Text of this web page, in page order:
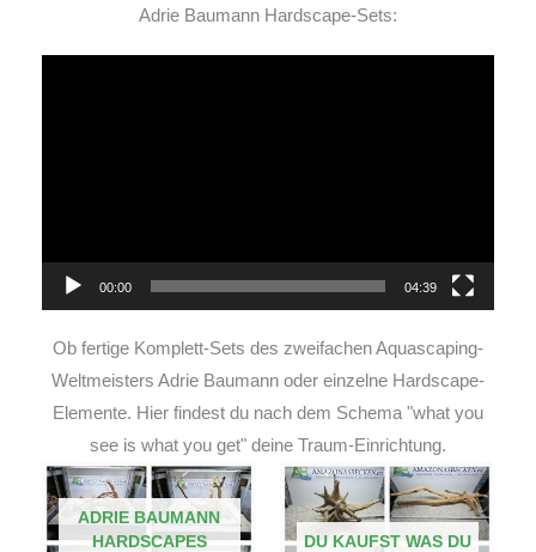
Adrie Baumann Hardscape-Sets:
00:00 04:39
Ob fertige Komplett-Sets des zweifachen Aquascaping-
Weltmeisters Adrie Baumann oder einzelne Hardscape-
Elemente. Hier findest du nach dem Schema "what you
see is what you get" deine Traum-Einrichtung.
ADRIE BAUMANN
HARDSCAPES
DU KAUFST WAS DU